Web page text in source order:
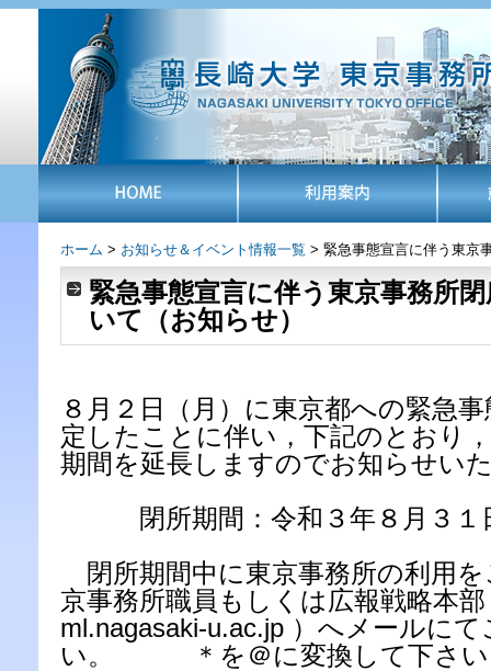
ホーム > お知らせ＆イベント情報一覧 > 緊急事態宣言に伴う東京
緊急事態宣言に伴う東京事務所
いて（お知らせ）
８月２日（月）に東京都への緊急
定したことに伴い，下記のとおり
期間を延長しますのでお知らせい
閉所期間：令和３年８月３１
閉所期間中に東京事務所の利用
京事務所職員もしくは広報戦略本
ml.nagasaki-u.ac.jp ）へメールに
い。 ＊を＠に変換して下さい